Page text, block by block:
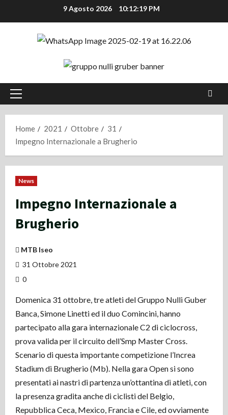
al
9 Agosto 2026 10:12:20 PM
Menu
Home
2021 Ottobre
31
Impegno Internazionale a Brugherio
News
Impegno Internazionale a
Brugherio
MTB Iseo
31 Ottobre 2021
0
Domenica 31 ottobre, tre atleti del Gruppo Nulli Guber
Banca, Simone Linetti ed il duo Comincini, hanno
partecipato alla gara internazionale C2 di ciclocross,
prova valida per il circuito dell’Smp Master Cross.
Scenario di questa importante competizione l’Increa
Stadium di Brugherio (Mb). Nella gara Open si sono
presentati ai nastri di partenza un’ottantina di atleti, con
la presenza gradita anche di ciclisti del Belgio,
Repubblica Ceca, Mexico, Francia e Cile, ed ovviamente